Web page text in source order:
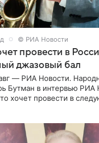
© РИА Новости
провести в
джазовый бал
— РИА Новости.
Бутман в интервью РИА
хочет провести в